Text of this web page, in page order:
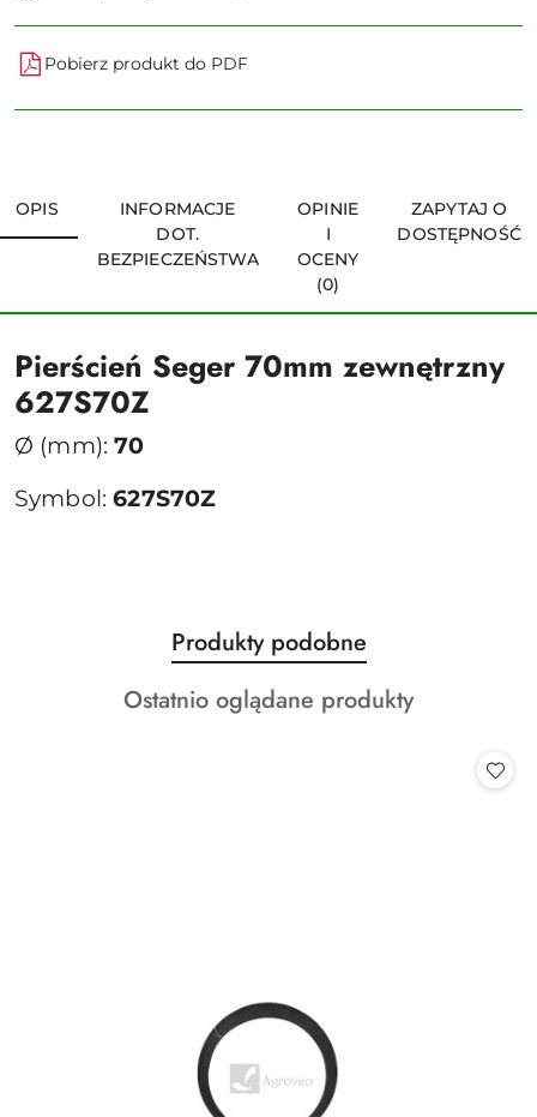
Pobierz produkt do PDF
OPIS
INFORMACJE
DOT.
BEZPIECZEŃSTWA
OPINIE
I
OCENY
(0)
ZAPYTAJ O
DOSTĘPNOŚĆ
Pierścień Seger 70mm zewnętrzny
627S70Z
Ø (mm):70
Symbol:627S70Z
Pomiń karuzelę produktów
Produkty
o
statusie:
Produkty podobne
Produkty
Ostatnio oglądane produkty